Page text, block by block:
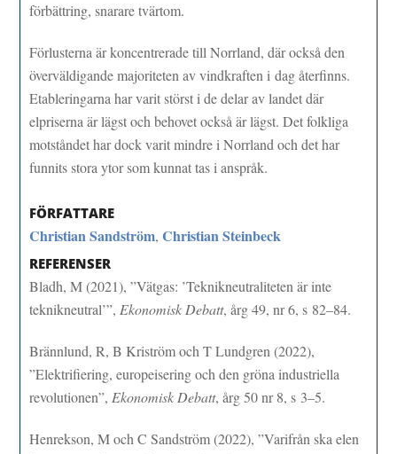
förbättring, snarare tvärtom.
Förlusterna är koncentrerade till Norrland, där också den
överväldigande majoriteten av vindkraften i dag återfinns.
Etableringarna har varit störst i de delar av landet där
elpriserna är lägst och behovet också är lägst. Det folkliga
motståndet har dock varit mindre i Norrland och det har
funnits stora ytor som kunnat tas i anspråk.
FÖRFATTARE
Christian Sandström,Christian Steinbeck
REFERENSER
Bladh, M (2021), ”Vätgas: ’Teknikneutraliteten är inte
teknikneutral’”,Ekonomisk Debatt, årg 49, nr 6, s 82–84.
Brännlund, R, B Kriström och T Lundgren (2022),
”Elektrifiering, europeisering och den gröna industriella
revolutionen”, Ekonomisk Debatt, årg 50 nr 8, s 3–5.
Henrekson, M och C Sandström (2022), ”Varifrån ska elen